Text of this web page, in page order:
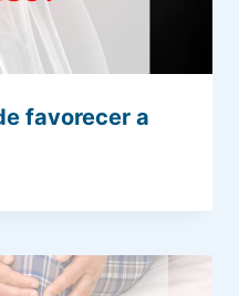
favorecer a